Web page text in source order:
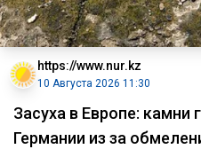
https://www.nur.kz
10 Августа 2026 11:30
Засуха в Европе: камни
Германии из за